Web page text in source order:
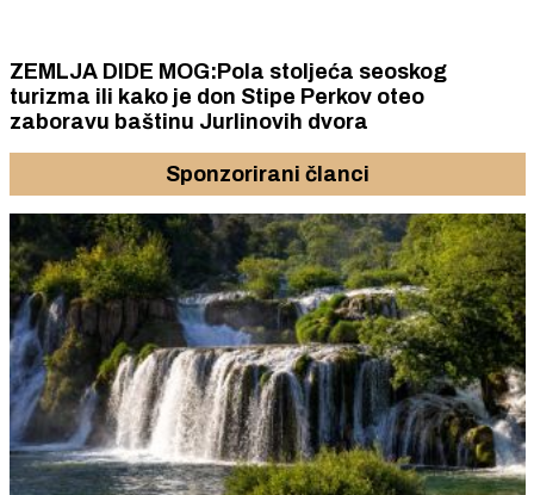
ZEMLJA DIDE MOG:Pola stoljeća seoskog
turizma ili kako je don Stipe Perkov oteo
zaboravu baštinu Jurlinovih dvora
Sponzorirani članci